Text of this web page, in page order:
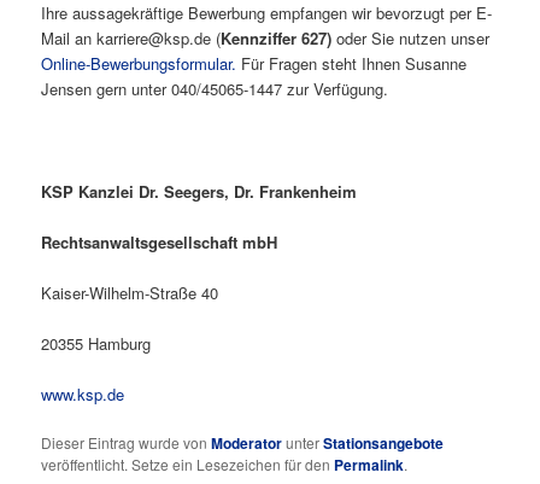
Ihre aussagekräftige Bewerbung empfangen wir bevorzugt per E-
Mail an karriere@ksp.de (Kennziffer 627)oder Sie nutzen unser
Online-Bewerbungsformular. Für Fragen steht Ihnen Susanne
Jensen gern unter 040/45065-1447 zur Verfügung.
KSP Kanzlei Dr. Seegers, Dr. Frankenheim
Rechtsanwaltsgesellschaft mbH
Kaiser-Wilhelm-Straße 40
20355 Hamburg
www.ksp.de
Dieser Eintrag wurde vonModeratorunterStationsangebote
veröffentlicht. Setze ein Lesezeichen für den Permalink.